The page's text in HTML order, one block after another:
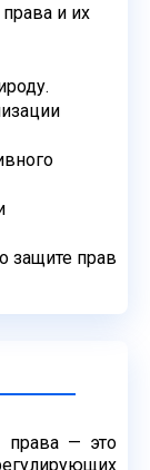
и их
защите прав
права — это